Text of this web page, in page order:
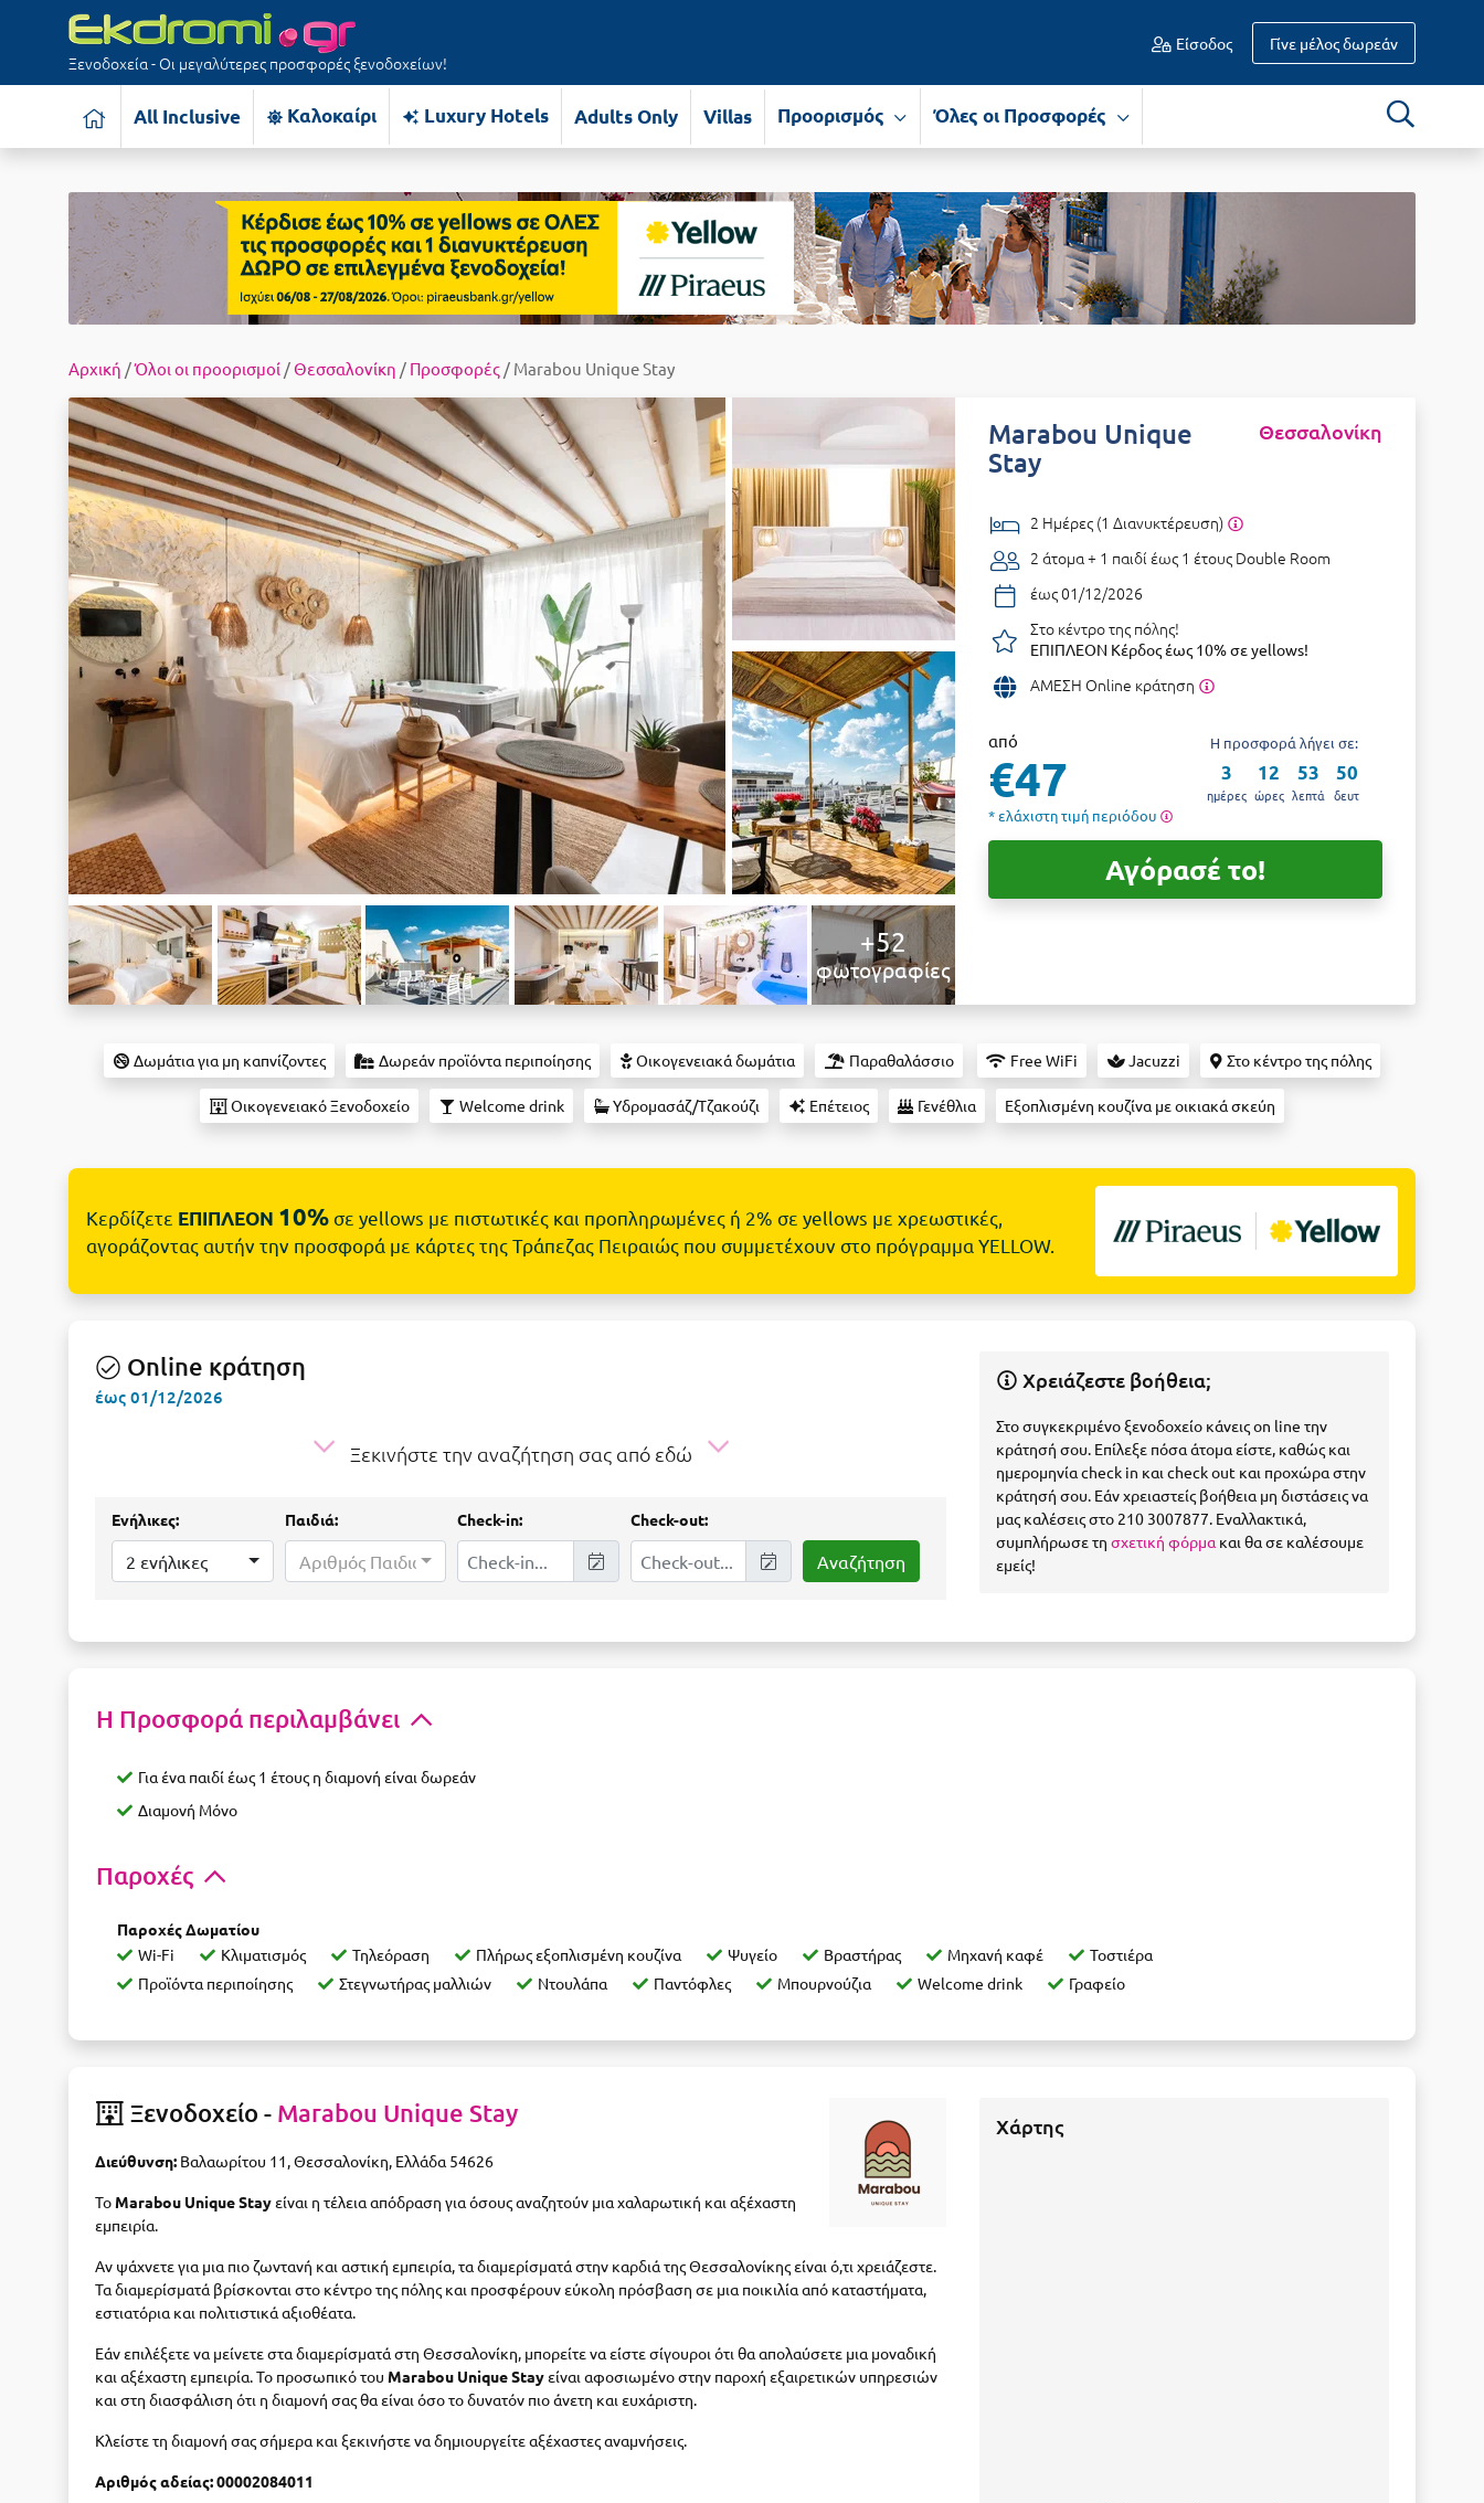
Ξενοδοχεία - Οι μεγαλύτερες προσφορές ξενοδοχείων!
Είσοδος Γίνε μέλος δωρεάν
All Inclusive Καλοκαίρι Luxury Hotels Adults Only Villas Προορισμός Όλες οι Προσφορές
Αρχική /Όλοι οι προορισμοί /Θεσσαλονίκη / Προσφορές / Marabou Unique Stay
+52
φωτογραφίες
Marabou Unique
Stay
Θεσσαλονίκη
2 Ημέρες (1 Διανυκτέρευση)
2 άτομα + 1 παιδί έως 1 έτους Double Room
έως 01/12/2026
Στο κέντρο της πόλης!
ΕΠΙΠΛΕΟΝ Κέρδος έως 10% σε yellows!
ΑΜΕΣΗ Online κράτηση
από
€47
* ελάχιστη τιμή περιόδου
Η προσφορά λήγει σε:
3
ημέρες
12
ώρες
53
λεπτά
48
δευτ
Αγόρασέ το!
Δωμάτια για μη καπνίζοντες Δωρεάν προϊόντα περιποίησης Οικογενειακά δωμάτια Παραθαλάσσιο Free WiFi Jacuzzi Στο κέντρο της πόλης
Οικογενειακό Ξενοδοχείο Welcome drink Υδρομασάζ/Τζακούζι Επέτειος Γενέθλια Εξοπλισμένη κουζίνα με οικιακά σκεύη
Κερδίζετε ΕΠΙΠΛΕΟΝ 10%σε yellows με πιστωτικές και προπληρωμένες ή 2% σε yellows με χρεωστικές,
αγοράζοντας αυτήν την προσφορά με κάρτες της Τράπεζας Πειραιώς που συμμετέχουν στο πρόγραμμα YELLOW.
Online κράτηση
έως 01/12/2026
Ξεκινήστε την αναζήτηση σας από εδώ
Ενήλικες:
2 ενήλικες
Παιδιά:
Αριθμός Παιδιών...
Check-in: Check-out:
Χρειάζεστε βοήθεια;
Στο συγκεκριμένο ξενοδοχείο κάνεις on line την
κράτησή σου. Επίλεξε πόσα άτομα είστε, καθώς και
ημερομηνία check in και check out και προχώρα στην
κράτησή σου. Εάν χρειαστείς βοήθεια μη διστάσεις να
μας καλέσεις στο 210 3007877. Εναλλακτικά,
συμπλήρωσε τησχετική φόρμα και θα σε καλέσουμε
εμείς!
Η Προσφορά περιλαμβάνει
Για ένα παιδί έως 1 έτους η διαμονή είναι δωρεάν
Διαμονή Μόνο
Παροχές
Παροχές Δωματίου
Wi-Fi
Κλιματισμός Τηλεόραση Πλήρως εξοπλισμένη κουζίνα Ψυγείο Βραστήρας Μηχανή καφέ
Τοστιέρα
Προϊόντα περιποίησης
Στεγνωτήρας μαλλιών Ντουλάπα Παντόφλες Μπουρνούζια Welcome drink Γραφείο
Ξενοδοχείο - Marabou Unique Stay
Διεύθυνση: Βαλαωρίτου 11, Θεσσαλονίκη, Ελλάδα 54626
Το Marabou Unique Stayείναι η τέλεια απόδραση για όσους αναζητούν μια χαλαρωτική και αξέχαστη
εμπειρία.
Αν ψάχνετε για μια πιο ζωντανή και αστική εμπειρία, τα διαμερίσματά στην καρδιά της Θεσσαλονίκης είναι ό,τι χρειάζεστε.
Τα διαμερίσματά βρίσκονται στο κέντρο της πόλης και προσφέρουν εύκολη πρόσβαση σε μια ποικιλία από καταστήματα,
εστιατόρια και πολιτιστικά αξιοθέατα.
Εάν επιλέξετε να μείνετε στα διαμερίσματά στη Θεσσαλονίκη, μπορείτε να είστε σίγουροι ότι θα απολαύσετε μια μοναδική
και αξέχαστη εμπειρία. Το προσωπικό του Marabou Unique Stayείναι αφοσιωμένο στην παροχή εξαιρετικών υπηρεσιών
και στη διασφάλιση ότι η διαμονή σας θα είναι όσο το δυνατόν πιο άνετη και ευχάριστη.
Κλείστε τη διαμονή σας σήμερα και ξεκινήστε να δημιουργείτε αξέχαστες αναμνήσεις.
Αριθμός αδείας: 00002084011
Χάρτης